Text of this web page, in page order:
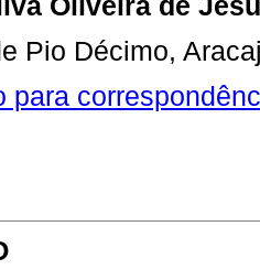
Oliveira de
Pio Décimo,
para